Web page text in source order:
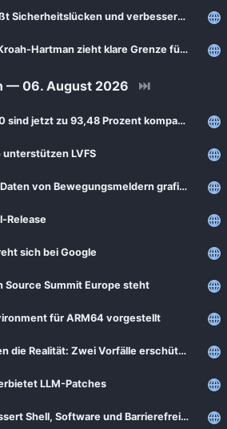
GNOME 50.4 schließt Sicherheitslücken und verbessert Stabilität des Desktops
Linux-Kernel: Greg Kroah-Hartman zieht klare Grenze für KI-generierten Code
— 06. August 2026 ⏭
Rust Coreutils 0.10.0 sind jetzt zu 93,48 Prozent kompatibel
unterstützen LVFS
Snapshot 09/2026: Daten von Bewegungsmeldern grafisch auswerten
Release
sich bei Google
Source Summit Europe steht
für ARM64 vorgestellt
KI-Angriffe erreichen die Realität: Zwei Vorfälle erschüttern die Sicherheitsbranche
LLM-Patches
GNOME 50.3 verbessert Shell, Software und Barrierefreiheit